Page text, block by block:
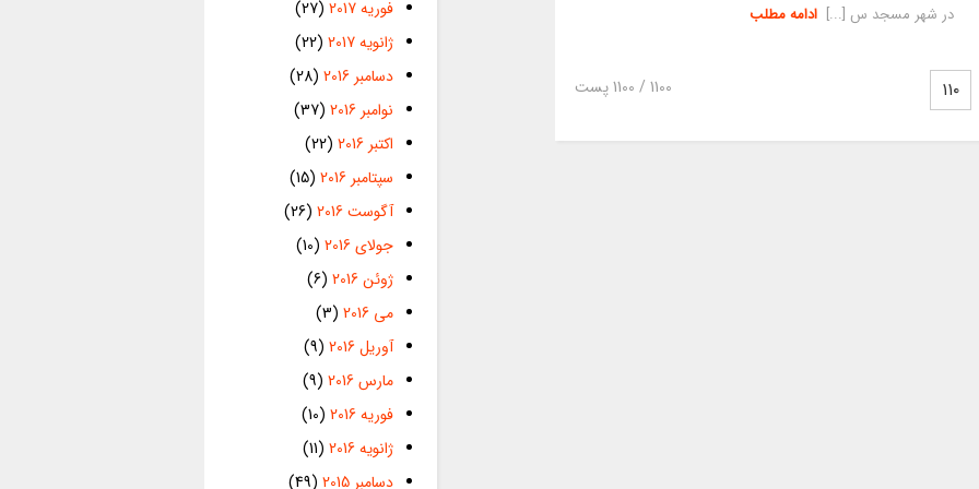
در شهر مسجد س [...] ادامه مطلب
۱۱۰ 1100 / 1100 پست
فوریه 2017
(27)
ژانویه 2017
(22)
دسامبر 2016
(28)
نوامبر 2016
(37)
اکتبر 2016
(22)
سپتامبر 2016
(15)
آگوست 2016
(26)
جولای 2016
(10)
ژوئن 2016
(6)
می 2016
(3)
آوریل 2016
(9)
مارس 2016
(9)
فوریه 2016
(10)
ژانویه 2016
(11)
دسامبر 2015
(49)